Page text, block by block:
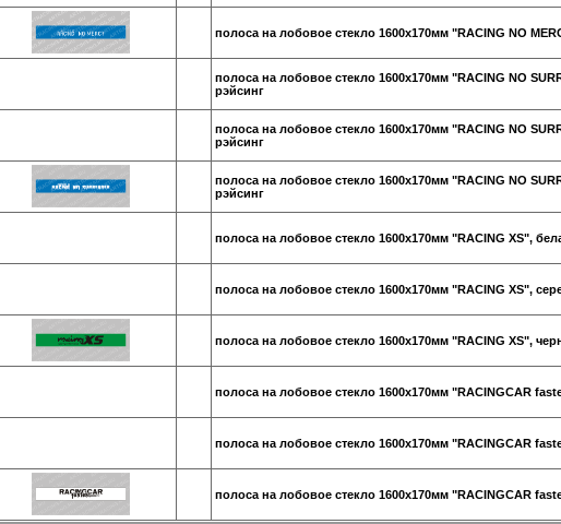
полоса на лобовое стекло 1600х170мм "RACING NO
полоса на лобовое стекло 1600х170мм "RACING NO
рэйсинг
полоса на лобовое стекло 1600х170мм "RACING NO
рэйсинг
полоса на лобовое стекло 1600х170мм "RACING NO
рэйсинг
полоса на лобовое стекло 1600х170мм "RACING XS",
полоса на лобовое стекло 1600х170мм "RACING XS",
полоса на лобовое стекло 1600х170мм "RACING XS",
полоса на лобовое стекло 1600х170мм "RACINGCAR
полоса на лобовое стекло 1600х170мм "RACINGCAR
полоса на лобовое стекло 1600х170мм "RACINGCAR